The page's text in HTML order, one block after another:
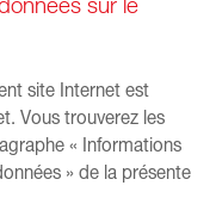
sur le
site Internet est
Vous trouverez les
« Informations
» de la présente